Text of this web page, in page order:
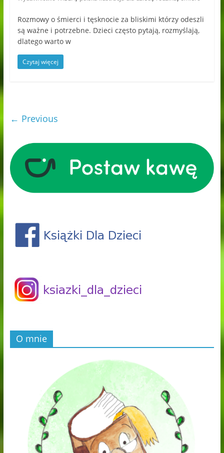
Rozmowy o śmierci i tęsknocie za bliskimi którzy odeszli
są ważne i potrzebne. Dzieci często pytają, rozmyślają,
dlatego warto w
Czytaj więcej
← Previous
O mnie